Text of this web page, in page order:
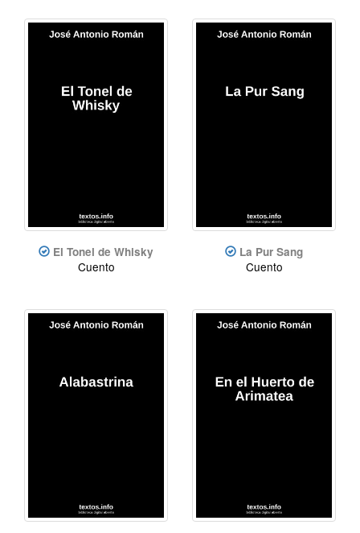
El Tonel de Whisky
Cuento
La Pur Sang
Cuento